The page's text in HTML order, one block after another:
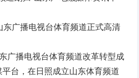
东广播电视台体育频道正式高清
广播电视台体育频道改革转型成
台，在日照成立山东体育频道